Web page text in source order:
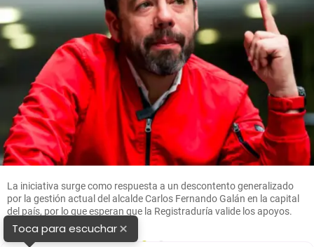
La iniciativa surge como respuesta a un descontento generalizado
por la gestión actual del alcalde Carlos Fernando Galán en la capital
del país, por lo que esperan que la Registraduría valide los apoyos.
FOTO: Colprensa
Toca para escuchar×